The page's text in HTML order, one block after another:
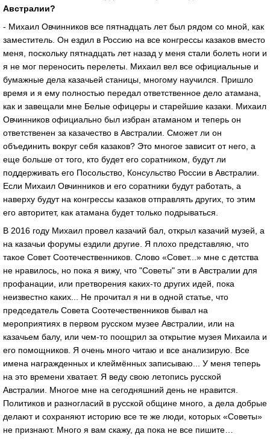
Австралии?
- Михаил Овчинников все пятнадцать лет был рядом со мной, как
заместитель. Он ездил в Россию на все конгрессы казаков вместо
меня, поскольку пятнадцать лет назад у меня стали болеть ноги и
я не мог переносить перелеты. Михаил вел все официальные и
бумажные дела казачьей станицы, многому научился. Пришло
время и я ему полностью передал ответственное дело атамана,
как и завещали мне Белые офицеры и старейшие казаки. Михаил
Овчинников официально был избран атаманом и теперь он
ответственен за казачество в Австралии. Сможет ли он
объединить вокруг себя казаков? Это многое зависит от него, а
еще больше от того, кто будет его соратником, будут ли
поддерживать его Посольство, Консульство России в Австралии.
Если Михаил Овчинников и его соратники будут работать, а
наверху будут на конгрессы казаков отправлять других, то этим
его авторитет, как атамана будет только подрываться.
В 2016 году Михаил провел казачий бал, открыл казачий музей, а
на казачьи форумы ездили другие. Я плохо представляю, что
такое Совет Соотечественников. Слово «Совет...» мне с детства
не нравилось, но пока я вижу, что "Советы" эти в Австралии для
профанации, или претворения каких-то других идей, пока
неизвестно каких... Не прочитал я ни в одной статье, что
председатель Совета Соотечественников бывал на
мероприятиях в первом русском музее Австралии, или на
казачьем балу, или чем-то поощрил за открытие музея Михаила и
его помощников. Я очень много читаю и все анализирую. Все
имена награжденных и клеймённых записываю... У меня теперь
на это времени хватает. Я веду свою летопись русской
Австралии. Многое мне на сегодняшний день не нравится.
Политиков и разногласий в русской общине много, а дела добрые
делают и сохраняют историю все те же люди, которых «Советы»
не признают. Много я вам скажу, да пока не все пишите…